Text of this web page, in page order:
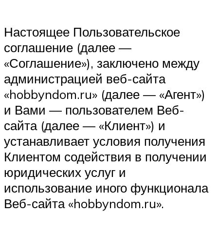
Настоящее Пользовательское
соглашение (далее —
«Соглашение»), заключено между
администрацией веб-сайта
«hobbyndom.ru» (далее — «Агент»)
и Вами — пользователем Веб-
сайта (далее — «Клиент») и
устанавливает условия получения
Клиентом содействия в получении
юридических услуг и
использование иного функционала
Веб-сайта «hobbyndom.ru».